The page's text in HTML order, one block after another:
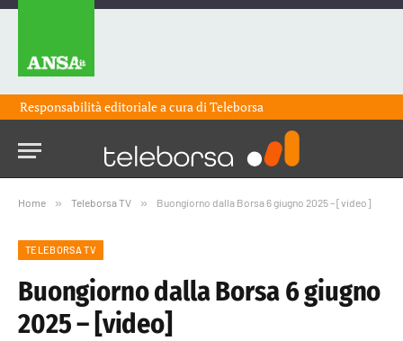
Responsabilità editoriale a cura diTeleborsa
Home » Teleborsa TV » Buongiorno dalla Borsa 6 giugno 2025 – [video]
TELEBORSA TV
Buongiorno dalla Borsa 6 giugno
2025 – [video]